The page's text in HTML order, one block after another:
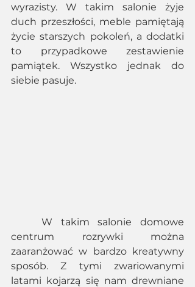
wyrazisty. W takim salonie żyje
duch przeszłości, meble pamiętają
życie starszych pokoleń, a dodatki
to przypadkowe zestawienie
pamiątek. Wszystko jednak do
siebie pasuje.
centrum rozrywki można
zaaranżować w bardzo kreatywny
sposób. Z tymi zwariowanymi
latami kojarzą się nam drewniane